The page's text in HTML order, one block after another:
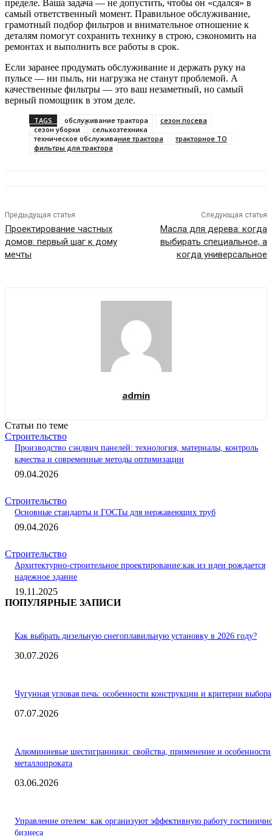
пределе. Ваша задача — не допустить, чтобы он «сдался» в
самый ответственный момент. Правильное обслуживание,
грамотный подбор фильтров и внимательное отношение к
деталям помогут сохранить технику в строю, сэкономить на
ремонтах и выполнить все работы в срок.
Если заранее продумать обслуживание и держать руку на
пульсе — ни пыль, ни нагрузка не станут проблемой. А
качественные фильтры — это ваш незаметный, но самый
верный помощник в этом деле.
TAGS обслуживание трактора
сезон посева
сезон уборки
сельхозтехника
техническое обслуживание трактора
тракторное ТО
фильтры для трактора
Предыдущая статья
Проектирование частных
домов: первый шаг к дому
мечты
Следующая статья
Масла для дерева: когда
выбирать специальное, а
когда универсальное
admin
Статьи по теме
Строительство
Производство сэндвич панелей: технология, материалы, контроль
качества и современные методы оптимизации
09.04.2026
Строительство
Основные стандарты и ГОСТы для нержавеющих труб
09.04.2026
Строительство
Архитектурно-строительное проектирование:как из идеи рождается
надежное здание
19.11.2025
ПОПУЛЯРНЫЕ ЗАПИСИ
Как выбрать дизельную снегоплавильную установку в 2026 году?
30.07.2026
Чугунная угловая печь: особенности конструкции и критерии выбора
07.07.2026
Алюминиевые шестигранники: свойства, применение и особенности
металлопроката
03.06.2026
Управление отелем: как организуют эффективную работу
бизнеса